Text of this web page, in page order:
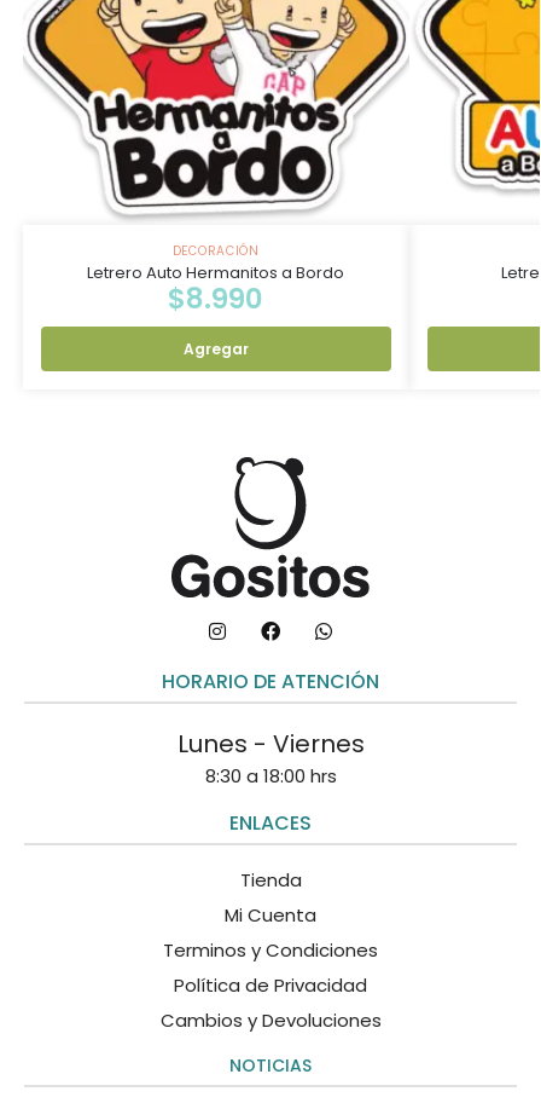
DECORACIÓN
Letrero Auto Hermanitos a Bordo
$8.990
Agregar
HORARIO DE ATENCIÓN
Lunes - Viernes
8:30 a 18:00 hrs
ENLACES
Tienda
Mi Cuenta
Terminos y Condiciones
Política de Privacidad
Cambios y Devoluciones
NOTICIAS